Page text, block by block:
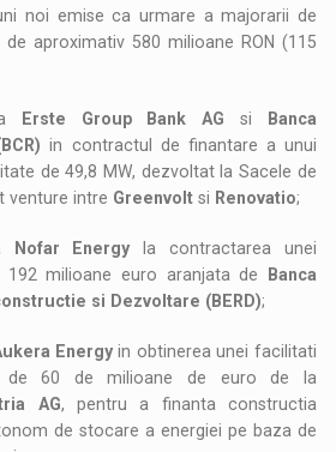
noi emise ca urmare a majorarii de
aproximativ 580 milioane RON (115
Erste Group Bank AG si
Banca
in contractul de finantare a unui
de 49,8 MW, dezvoltat la Sacele de
venture intre Greenvolt si Renovatio;
Nofar Energy la contractarea unei
milioane euro aranjata de
Banca
si Dezvoltare (BERD);
Energy in obtinerea unei facilitati
de 60 de milioane de euro de la
AG, pentru a finanta constructia
de stocare a energiei pe baza de